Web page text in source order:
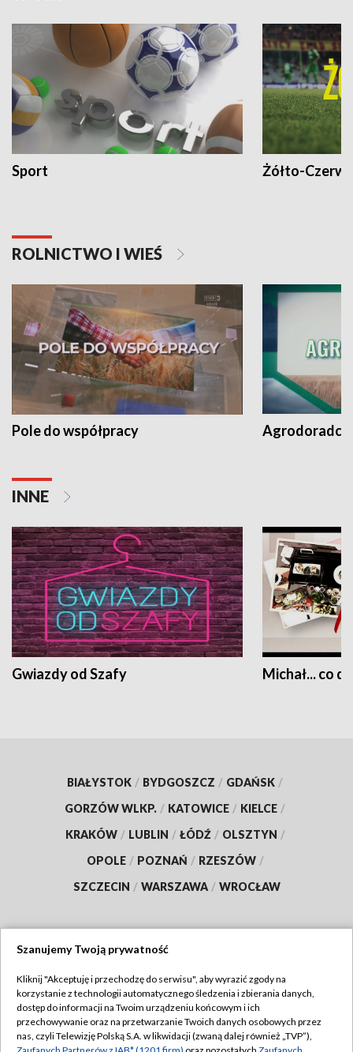
Sport Żółto-
ROLNICTWO I WIEŚ
Pole do współpracy Agrodoradcy
INNE
Gwiazdy od Szafy Michał... co
BIAŁYSTOK / BYDGOSZCZ / GDAŃSK /
GORZÓW WLKP. / KATOWICE / KIELCE /
KRAKÓW / LUBLIN / ŁÓDŹ / OLSZTYN /
OPOLE / POZNAŃ / RZESZÓW /
SZCZECIN / WARSZAWA / WROCŁAW
TVP
Abonament TVP
Emisja w TVP
Regulamin TVP
Szanujemy Twoją prywatność
Kliknij "Akceptuję i przechodzę do serwisu", aby wyrazić zgody na
korzystanie z technologii automatycznego śledzenia i zbierania danych,
dostęp do informacji na Twoim urządzeniu końcowym i ich
przechowywanie oraz na przetwarzanie Twoich danych osobowych przez
nas, czyli Telewizję Polską S.A. w likwidacji (zwaną dalej również „TVP”),